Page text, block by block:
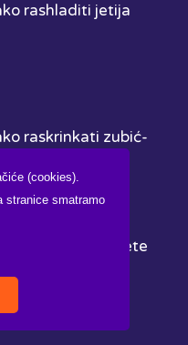
(cookies).
stranice smatramo
rashladiti jetija
raskrinkati zubić-
ćopiti divlje dijete